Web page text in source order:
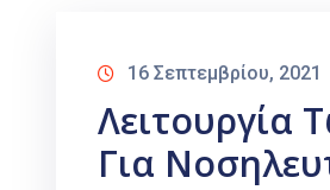
16 Σεπτεμβρίου, 2021
Λειτουργία
Για